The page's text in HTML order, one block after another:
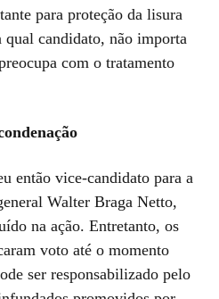
para proteção da lisura
candidato, não importa
com o tratamento
então vice-candidato para a
Walter Braga Netto,
na ação. Entretanto, os
voto até o momento
ser responsabilizado pelo